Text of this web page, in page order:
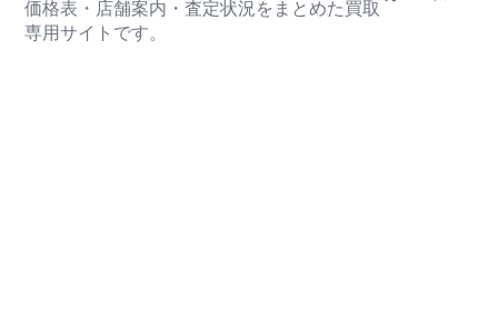
価格表・店舗案内・査定状況をまとめた買取
専用サイトです。